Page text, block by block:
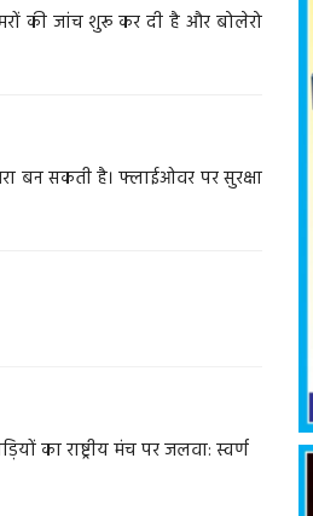
की जांच शुरू कर दी है और बोलेरो
बन सकती है। फ्लाईओवर पर सुरक्षा
का राष्ट्रीय मंच पर जलवा: स्वर्ण